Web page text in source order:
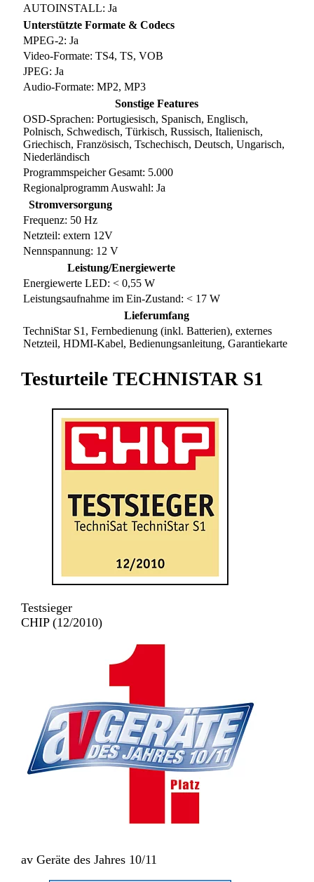
AUTOINSTALL: Ja
Unterstützte Formate & Codecs
MPEG-2: Ja
Video-Formate: TS4, TS, VOB
JPEG: Ja
Audio-Formate: MP2, MP3
Sonstige Features
OSD-Sprachen: Portugiesisch, Spanisch, Englisch,
Polnisch, Schwedisch, Türkisch, Russisch, Italienisch,
Griechisch, Französisch, Tschechisch, Deutsch, Ungarisch,
Niederländisch
Programmspeicher Gesamt: 5.000
Regionalprogramm Auswahl: Ja
Stromversorgung
Frequenz: 50 Hz
Netzteil: extern 12V
Nennspannung: 12 V
Leistung/Energiewerte
Energiewerte LED: < 0,55 W
Leistungsaufnahme im Ein-Zustand: < 17 W
Lieferumfang
TechniStar S1, Fernbedienung (inkl. Batterien), externes
Netzteil, HDMI-Kabel, Bedienungsanleitung, Garantiekarte
Testurteile TECHNISTAR S1
Testsieger
CHIP (12/2010)
av Geräte des Jahres 10/11